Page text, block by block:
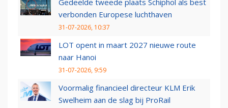
Gedeelde tweede plaats Schiphol als best
verbonden Europese luchthaven
31-07-2026, 10:37
LOT opent in maart 2027 nieuwe route
naar Hanoi
31-07-2026, 9:59
Voormalig financieel directeur KLM Erik
Swelheim aan de slag bij ProRail